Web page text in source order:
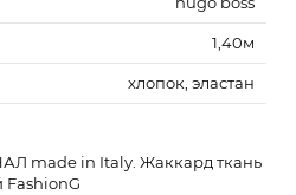
1,40м
хлопок, эластан
made in Italy. Жаккард ткань
FashionG